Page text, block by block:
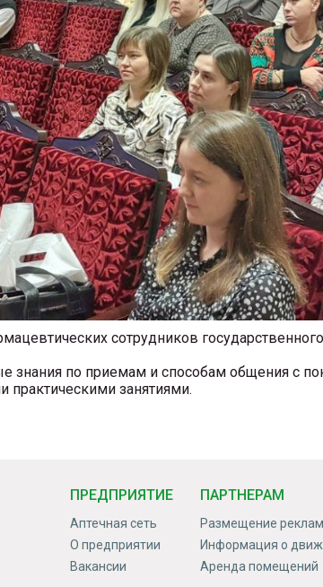
сотрудников
по приемам и способам общения с
занятиями.
ПРЕДПРИЯТИЕ
Аптечная сеть
О предприятии
Вакансии
ПАРТНЕРАМ
Размещение
Информация о
Аренда помещений